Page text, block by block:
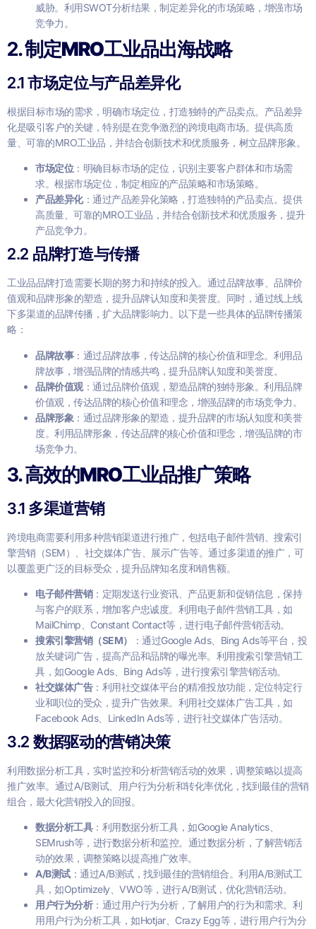
威胁。利用SWOT分析结果，制定差异化的市场策略，增强市场
竞争力。
2.制定MRO工业品出海战略
2.1 市场定位与产品差异化
根据目标市场的需求，明确市场定位，打造独特的产品卖点。产品差异
化是吸引客户的关键，特别是在竞争激烈的跨境电商市场。提供高质
量、可靠的MRO工业品，并结合创新技术和优质服务，树立品牌形象。
市场定位：明确目标市场的定位，识别主要客户群体和市场需
求。根据市场定位，制定相应的产品策略和市场策略。
产品差异化：通过产品差异化策略，打造独特的产品卖点。提供
高质量、可靠的MRO工业品，并结合创新技术和优质服务，提升
产品竞争力。
2.2 品牌打造与传播
工业品品牌打造需要长期的努力和持续的投入。通过品牌故事、品牌价
值观和品牌形象的塑造，提升品牌认知度和美誉度。同时，通过线上线
下多渠道的品牌传播，扩大品牌影响力。以下是一些具体的品牌传播策
略：
品牌故事：通过品牌故事，传达品牌的核心价值和理念。利用品
牌故事，增强品牌的情感共鸣，提升品牌认知度和美誉度。
品牌价值观：通过品牌价值观，塑造品牌的独特形象。利用品牌
价值观，传达品牌的核心价值和理念，增强品牌的市场竞争力。
品牌形象 ：通过品牌形象的塑造，提升品牌的市场认知度和美誉
度。利用品牌形象，传达品牌的核心价值和理念，增强品牌的市
场竞争力。
3.高效的MRO工业品推广策略
3.1 多渠道营销
跨境电商需要利用多种营销渠道进行推广，包括电子邮件营销、搜索引
擎营销（SEM）、社交媒体广告、展示广告等。通过多渠道的推广，可
以覆盖更广泛的目标受众，提升品牌知名度和销售额。
电子邮件营销：定期发送行业资讯、产品更新和促销信息，保持
与客户的联系，增加客户忠诚度。利用电子邮件营销工具，如
MailChimp、Constant Contact等，进行电子邮件营销活动。
搜索引擎营销（SEM）
：通过Google Ads、Bing Ads等平台，投
放关键词广告，提高产品和品牌的曝光率。利用搜索引擎营销工
具，如Google Ads、Bing Ads等，进行搜索引擎营销活动。
社交媒体广告：利用社交媒体平台的精准投放功能，定位特定行
业和职位的受众，提升广告效果。利用社交媒体广告工具，如
Facebook Ads、LinkedIn Ads等，进行社交媒体广告活动。
3.2 数据驱动的营销决策
利用数据分析工具，实时监控和分析营销活动的效果，调整策略以提高
推广效率。通过A/B测试、用户行为分析和转化率优化，找到最佳的营销
组合，最大化营销投入的回报。
数据分析工具：利用数据分析工具，如Google Analytics、
SEMrush等，进行数据分析和监控。通过数据分析，了解营销活
动的效果，调整策略以提高推广效率。
A/B测试：通过A/B测试，找到最佳的营销组合。利用A/B测试工
具，如Optimizely、VWO等，进行A/B测试，优化营销活动。
用户行为分析：通过用户行为分析，了解用户的行为和需求。利
用用户行为分析工具，如Hotjar、Crazy Egg等，进行用户行为分